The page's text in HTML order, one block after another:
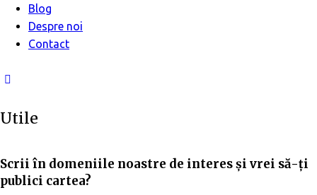
Blog
Despre noi
Contact
Utile
Scrii în domeniile noastre de interes și vrei să-ți
publici cartea?